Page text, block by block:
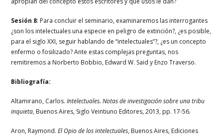
Sesión 8: Para concluir el seminario, examinaremos las interrogantes
¿son los intelectuales una especie en peligro de extinción?, ¿es posible,
para el siglo XXI, seguir hablando de “intelectuales”?, ¿es un concepto
enfermo o fosilizado? Ante estas complejas preguntas, nos
remitiremos a Norberto Bobbio, Edward W. Said y Enzo Traverso.
Bibliografía:
Altamirano, Carlos.Intelectuales. Notas de investigación sobre una tribu
inquieta, Buenos Aires, Siglo Veintiuno Editores, 2013, pp. 17-56.
Aron, Raymond.El Opio de los intelectuales, Buenos Aires, Ediciones